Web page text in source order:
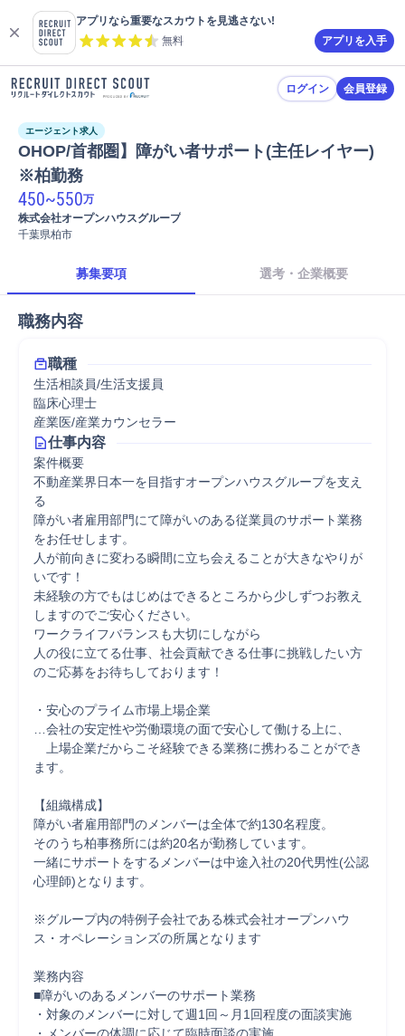
アプリなら重要なスカウトを見逃さない!
無料
アプリを入手
ログイン 会員登録
エージェント求人
OHOP/首都圏】障がい者サポート(主任レイヤー)
※柏勤務
450~550万
株式会社オープンハウスグループ
千葉県柏市
募集要項 選考・企業概要
職務内容
職種
生活相談員/生活支援員
臨床心理士
産業医/産業カウンセラー
仕事内容
案件概要
不動産業界日本一を目指すオープンハウスグループを支え
る
障がい者雇用部門にて障がいのある従業員のサポート業務
をお任せします。
人が前向きに変わる瞬間に立ち会えることが大きなやりが
いです！
未経験の方でもはじめはできるところから少しずつお教え
しますのでご安心ください。
ワークライフバランスも大切にしながら
人の役に立てる仕事、社会貢献できる仕事に挑戦したい方
のご応募をお待ちしております！
・安心のプライム市場上場企業
…会社の安定性や労働環境の面で安心して働ける上に、
上場企業だからこそ経験できる業務に携わることができ
ます。
【組織構成】
障がい者雇用部門のメンバーは全体で約130名程度。
そのうち柏事務所には約20名が勤務しています。
一緒にサポートをするメンバーは中途入社の20代男性(公認
心理師)となります。
※グループ内の特例子会社である株式会社オープンハウ
ス・オペレーションズの所属となります
業務内容
■障がいのあるメンバーのサポート業務
・対象のメンバーに対して週1回～月1回程度の面談実施